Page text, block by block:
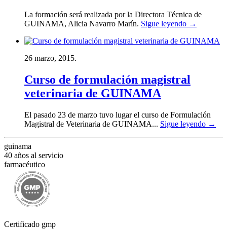
La formación será realizada por la Directora Técnica de
GUINAMA, Alicia Navarro Marín. Sigue leyendo →
26 marzo, 2015.
Curso de formulación magistral
veterinaria de GUINAMA
El pasado 23 de marzo tuvo lugar el curso de Formulación
Magistral de Veterinaria de GUINAMA... Sigue leyendo →
guinama
40 años al servicio
farmacéutico
Certificado gmp